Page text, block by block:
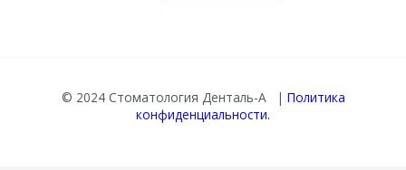
© 2024 Стоматология Денталь-А | Политика
конфиденциальности.